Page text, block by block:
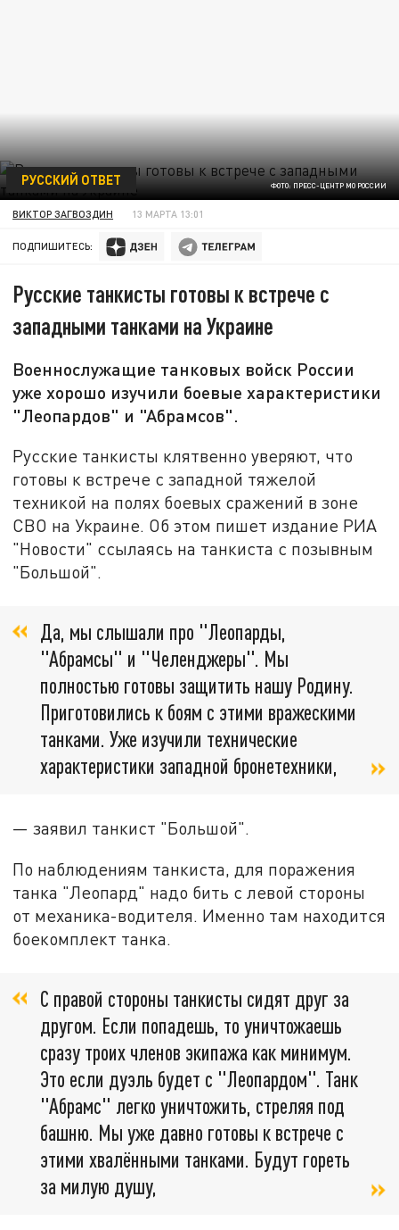
ФОТО: ПРЕСС-ЦЕНТР МО РОССИИ
РУССКИЙ ОТВЕТ
ВИКТОР ЗАГВОЗДИН 13 МАРТА 13:01
ПОДПИШИТЕСЬ:
Русские танкисты готовы к встрече с
западными танками на Украине
Военнослужащие танковых войск России
уже хорошо изучили боевые характеристики
"Леопардов" и "Абрамсов".
Русские танкисты клятвенно уверяют, что
готовы к встрече с западной тяжелой
техникой на полях боевых сражений в зоне
СВО на Украине. Об этом пишет издание РИА
"Новости" ссылаясь на танкиста с позывным
"Большой".
Да, мы слышали про "Леопарды,
"Абрамсы" и "Челенджеры". Мы
полностью готовы защитить нашу Родину.
Приготовились к боям с этими вражескими
танками. Уже изучили технические
характеристики западной бронетехники,
— заявил танкист "Большой".
По наблюдениям танкиста, для поражения
танка "Леопард" надо бить с левой стороны
от механика-водителя. Именно там находится
боекомплект танка.
С правой стороны танкисты сидят друг за
другом. Если попадешь, то уничтожаешь
сразу троих членов экипажа как минимум.
Это если дуэль будет с "Леопардом". Танк
"Абрамс" легко уничтожить, стреляя под
башню. Мы уже давно готовы к встрече с
этими хвалёнными танками. Будут гореть
за милую душу,